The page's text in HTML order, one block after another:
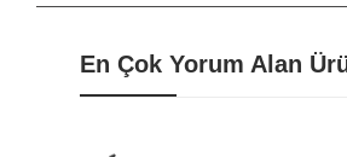
En Çok Yorum Alan